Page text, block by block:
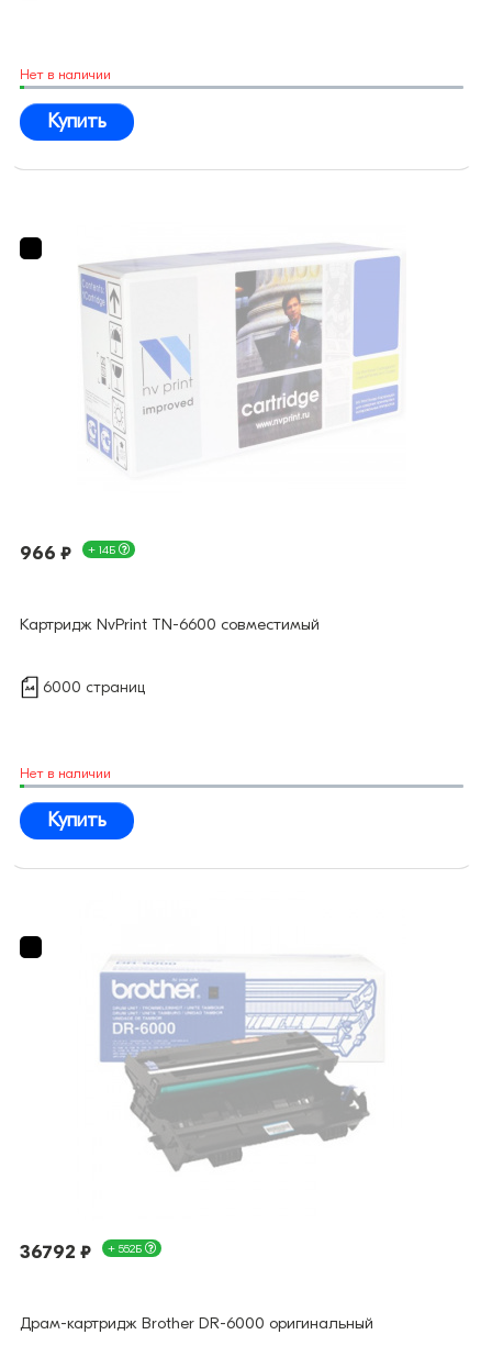
Нет в наличии
Купить
966 ₽ + 14Б
Картридж NvPrint TN-6600 совместимый
6000 страниц
Нет в наличии
Купить
36792 ₽ + 552Б
Драм-картридж Brother DR-6000 оригинальный